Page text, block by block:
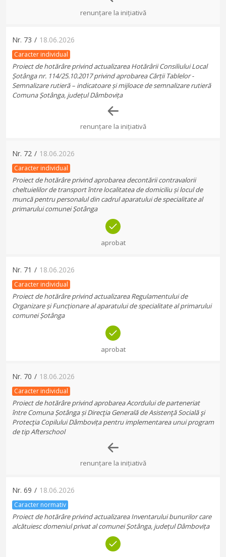
renunțare la inițiativă
Nr. 73 / 18.06.2026
Caracter individual
Proiect de hotărâre privind actualizarea Hotărârii Consiliului Local
Șotânga nr. 114/25.10.2017 privind aprobarea Cărții Tablelor -
Semnalizare rutieră – indicatoare și mijloace de semnalizare rutieră
Comuna Șotânga, județul Dâmbovița
renunțare la inițiativă
Nr. 72 / 18.06.2026
Caracter individual
Proiect de hotărâre privind aprobarea decontării contravalorii
cheltuielilor de transport între localitatea de domiciliu și locul de
muncă pentru personalul din cadrul aparatului de specialitate al
primarului comunei Șotânga
aprobat
Nr. 71 / 18.06.2026
Caracter individual
Proiect de hotărâre privind actualizarea Regulamentului de
Organizare și Funcționare al aparatului de specialitate al primarului
comunei Șotânga
aprobat
Nr. 70 / 18.06.2026
Caracter individual
Proiect de hotărâre privind aprobarea Acordului de parteneriat
între Comuna Șotânga și Direcţia Generală de Asistenţă Socială şi
Protecţia Copilului Dâmbovița pentru implementarea unui program
de tip Afterschool
renunțare la inițiativă
Nr. 69 / 18.06.2026
Caracter normativ
Proiect de hotărâre privind actualizarea Inventarului bunurilor care
alcătuiesc domeniul privat al comunei Șotânga, județul Dâmbovița